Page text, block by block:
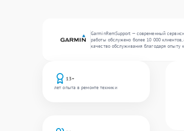
GarminRemSupport — современный
работы обслужено более 10 000
качество обслуживания благодаря опыту
13+
лет опыта в ремонте техники